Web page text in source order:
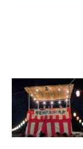
#ラーメン#ショッピ
#イベント#公園#教え
#教えたい/こんなの見